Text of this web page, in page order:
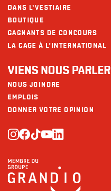
DANS L'VESTIAIRE
BOUTIQUE
GAGNANTS DE CONCOURS
LA CAGE À L'INTERNATIONAL
VIENS NOUS PARLER
NOUS JOINDRE
EMPLOIS
DONNER VOTRE OPINION